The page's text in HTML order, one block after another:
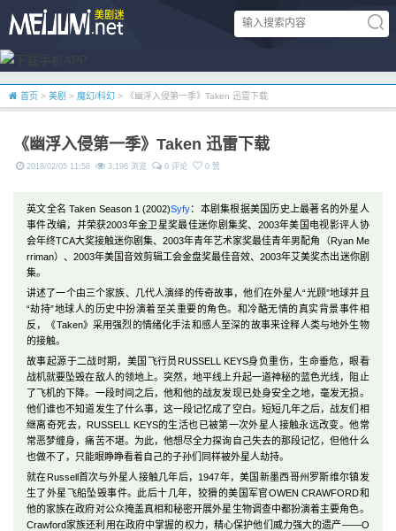
首页 > 美剧 > 魔幻/科幻 > 《幽浮入侵第一季》Taken 迅雷下载
《幽浮入侵第一季》Taken 迅雷下载
2018/02/05 11:58 3,196 浏览 0 评论 0 赞
英文全名 Taken Season 1 (2002)Syfy：本剧集根据美国历史上最著名的外星人
事件改编，并荣获2003年金卫星奖最佳迷你剧集奖、2003年美国电视影评人协
会年终TCA大奖接触迷你剧集、2003年青年艺术家奖最佳青年男配角（Ryan Me
rriman）、2003年美国音效剪辑工会金盘奖最佳音效、2003年艾美奖杰出迷你剧
集。
讲述了一个由三个家族、几代人演绎的传奇故事，他们在外星人“光顾”地球并且
“劫持”地球人的历史中扮演着至关重要的角色。和冷酷无情的真实背景事件相
反，《Taken》采用强烈的情绪化手法和感人至深的故事来诠释人类与地外生物
的接触。
故事起源于二战时期，美国飞行员RUSSELL KEYS身负重伤，生命垂危，眼看
战机就要坠毁在敌人的领地上。突然，地平线上升起一道神秘的蓝色光线，阻止
了飞机的下降。一段时间之后，他和他的战友发现已处身安全之地，毫发无损。
他们谁也不知道发生了什么事，这一段记忆成了空白。短短几年之后，战友们相
继离奇死去，RUSSELL KEYS的生活也已被第一次外星人接触永远改变。他常
常恶梦缠身，痛苦不堪。为此，他想尽全力探询自己失去的那段记忆，但他什么
也做不了，只能眼睁睁看着自己的子孙们同样被外星人劫持。
就在Russell首次与外星人接触几年后，1947年，美国新墨西哥州罗斯维尔镇发
生了外星飞船坠毁事件。此后十几年，狡猾的美国军官OWEN CRAWFORD和
他的家族在政府对公众掩盖真相和秘密开展外星生物调查中都扮演着主要角色。
Crawford家族还利用在政府中掌握的权力，精心保护他们威力强大的遗产——O